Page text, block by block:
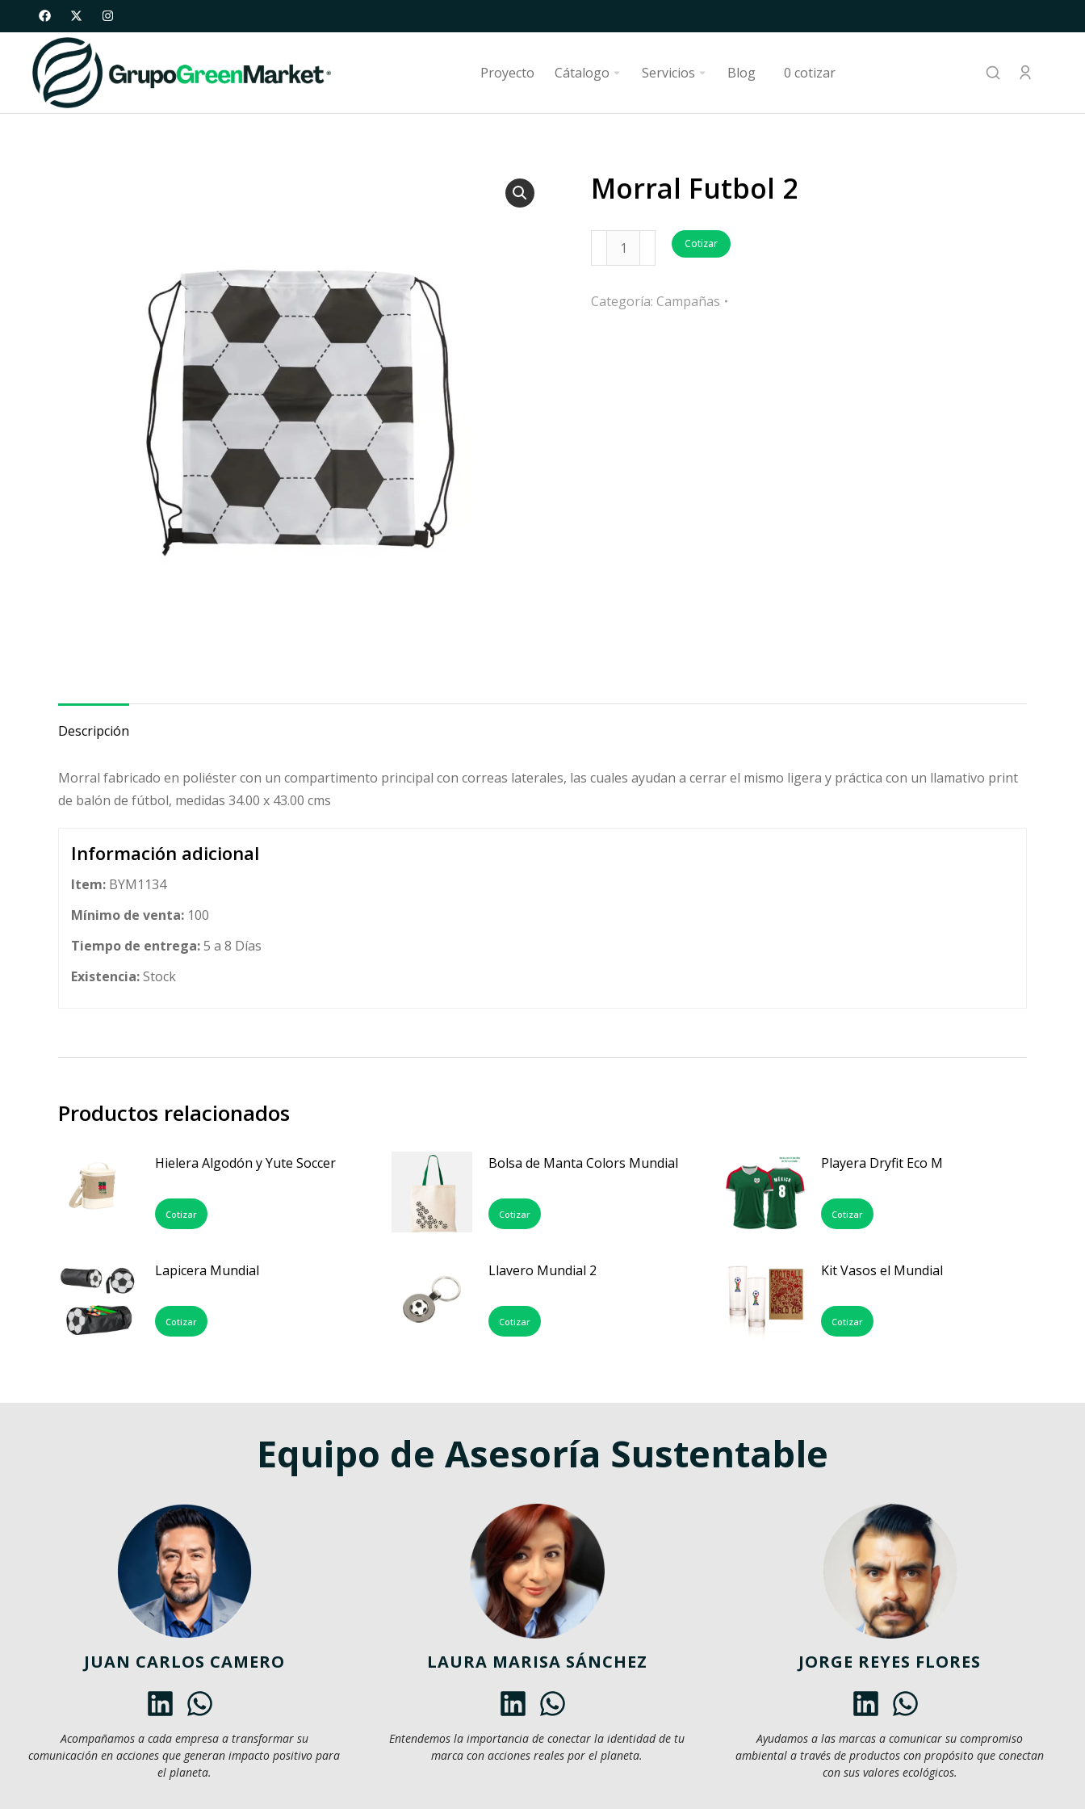
Proyecto Cátalogo Servicios Blog 0 cotizar
Morral Futbol 2
Cotizar
Categoría: Campañas
Descripción
Morral fabricado en poliéster con un compartimento principal con correas laterales, las cuales ayudan a cerrar el mismo ligera y práctica con un llamativo print
de balón de fútbol, medidas 34.00 x 43.00 cms
Información adicional
Item: BYM1134
Mínimo de venta: 100
Tiempo de entrega:5 a 8 Días
Existencia:Stock
Productos relacionados
Hielera Algodón y Yute Soccer
Cotizar
Bolsa de Manta Colors Mundial
Cotizar
Playera Dryfit Eco M
Cotizar
Lapicera Mundial
Cotizar
Llavero Mundial 2
Cotizar
Kit Vasos el Mundial
Cotizar
Equipo de Asesoría Sustentable
JUAN CARLOS CAMERO
Acompañamos a cada empresa a transformar su
comunicación en acciones que generan impacto positivo para
el planeta.
LAURA MARISA SÁNCHEZ
Entendemos la importancia de conectar la identidad de tu
marca con acciones reales por el planeta.
JORGE REYES FLORES
Ayudamos a las marcas a comunicar su compromiso
ambiental a través de productos con propósito que conectan
con sus valores ecológicos.